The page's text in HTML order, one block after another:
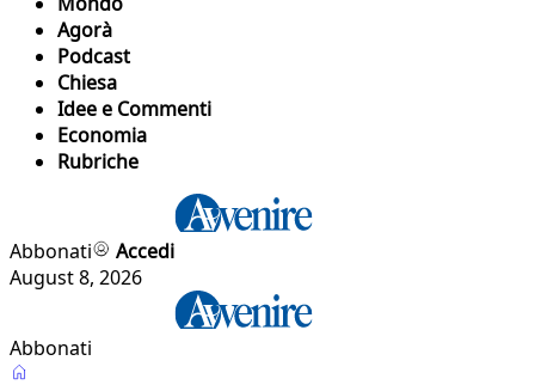
Agorà
Podcast
Chiesa
Idee e Commenti
Economia
Rubriche
Abbonati
Accedi
August 8, 2026
Abbonati